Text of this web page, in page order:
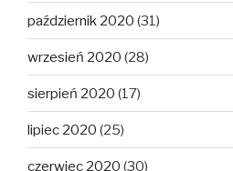
październik 2020 (31)
wrzesień 2020 (28)
sierpień 2020 (17)
lipiec 2020 (25)
czerwiec 2020 (30)